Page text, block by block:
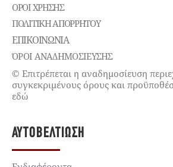
ΌΡΟΙ ΧΡΉΣΗΣ
ΠΟΛΙΤΙΚΉ ΑΠΟΡΡΉΤΟΥ
ΕΠΙΚΟΙΝΩΝΊΑ
ΌΡΟΙ ΑΝΑΔΗΜΟΣΙΕΥΣΗΣ
© Επιτρέπεται η αναδημοσίευση
συγκεκριμένους όρους και
εδώ
ΑΥΤΟΒΕΛΤΊΩΣΗ